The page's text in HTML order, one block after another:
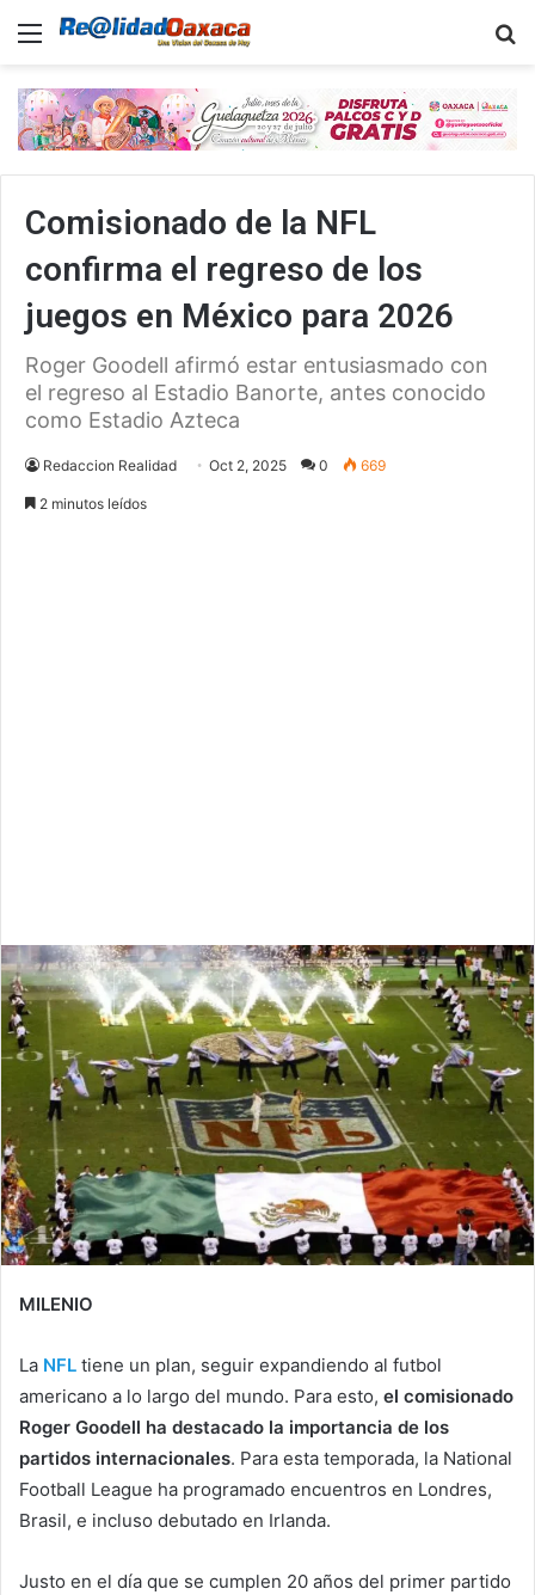
Menu
Comisionado de la NFL
confirma el regreso de los
juegos en México para 2026
Roger Goodell afirmó estar entusiasmado con
el regreso al Estadio Banorte, antes conocido
como Estadio Azteca
Redaccion Realidad Oct 2, 2025 0 669
2 minutos leídos
MILENIO
La NFL tiene un plan, seguir expandiendo al futbol
americano a lo largo del mundo. Para esto, el comisionado
Roger Goodell ha destacado la importancia de los
partidos internacionales. Para esta temporada, la National
Football League ha programado encuentros en Londres,
Brasil, e incluso debutado en Irlanda.
Justo en el día que se cumplen 20 años del primer partido